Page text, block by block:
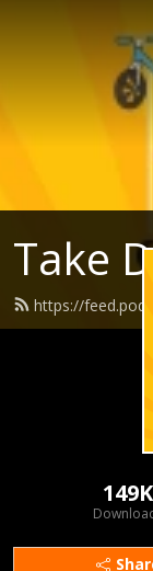
Take
https://
149K